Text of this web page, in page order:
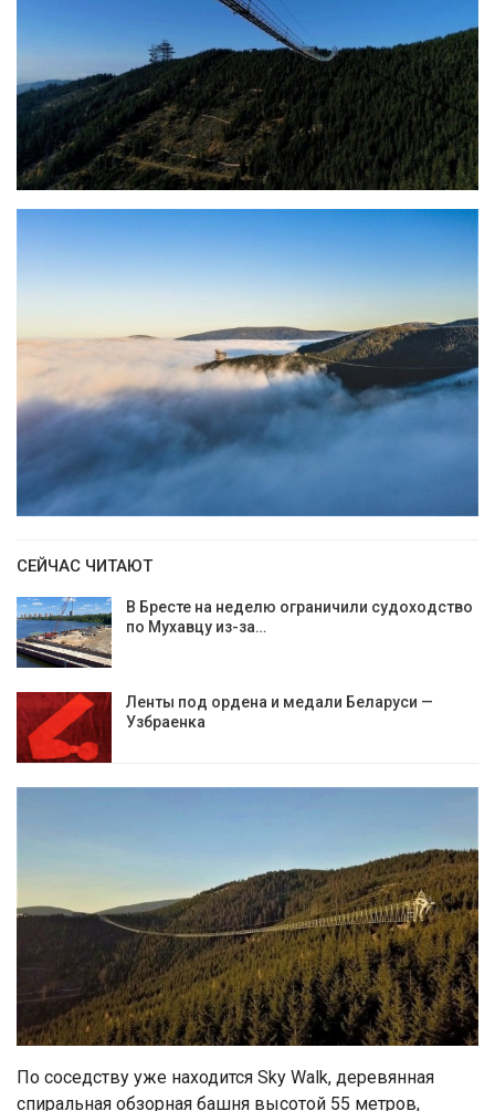
СЕЙЧАС ЧИТАЮТ
В Бресте на неделю ограничили судоходство
по Мухавцу из-за…
Ленты под ордена и медали Беларуси —
Узбраенка
По соседству уже находится Sky Walk, деревянная
спиральная обзорная башня высотой 55 метров,